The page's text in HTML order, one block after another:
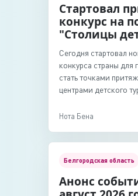
Стартовал
конкурс на
"Столицы
2027
Сегодня стартовал
конкурса страны
стать точками
центрами детского
Нота Бена
Белгородская область
Анонс